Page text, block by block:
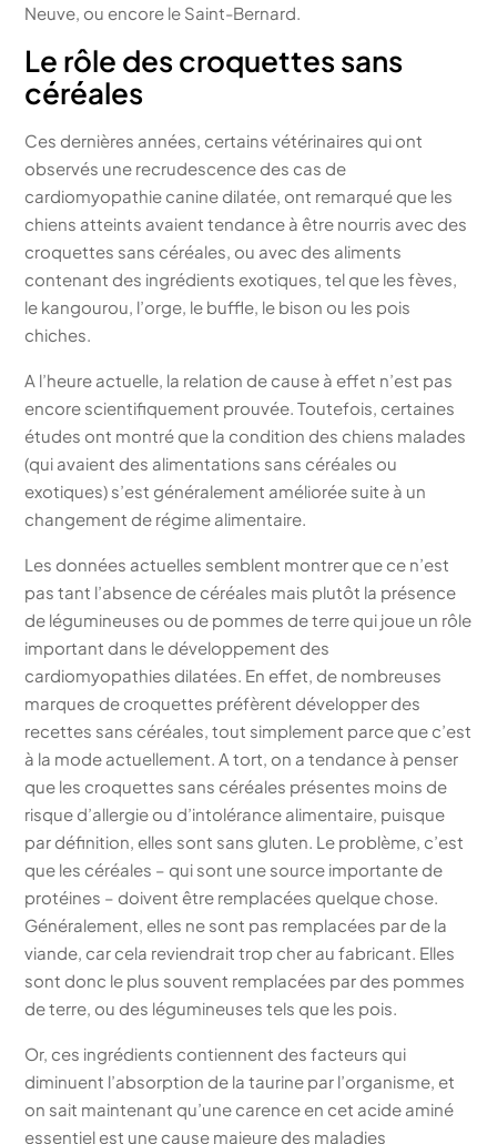
Neuve, ou encore le Saint-Bernard.
Le rôle des croquettes sans
céréales
Ces dernières années, certains vétérinaires qui ont
observés une recrudescence des cas de
cardiomyopathie canine dilatée, ont remarqué que les
chiens atteints avaient tendance à être nourris avec des
croquettes sans céréales, ou avec des aliments
contenant des ingrédients exotiques, tel que les fèves,
le kangourou, l’orge, le buffle, le bison ou les pois
chiches.
A l’heure actuelle, la relation de cause à effet n’est pas
encore scientifiquement prouvée. Toutefois, certaines
études ont montré que la condition des chiens malades
(qui avaient des alimentations sans céréales ou
exotiques) s’est généralement améliorée suite à un
changement de régime alimentaire.
Les données actuelles semblent montrer que ce n’est
pas tant l’absence de céréales mais plutôt la présence
de légumineuses ou de pommes de terre qui joue un rôle
important dans le développement des
cardiomyopathies dilatées. En effet, de nombreuses
marques de croquettes préfèrent développer des
recettes sans céréales, tout simplement parce que c’est
à la mode actuellement. A tort, on a tendance à penser
que les croquettes sans céréales présentes moins de
risque d’allergie ou d’intolérance alimentaire, puisque
par définition, elles sont sans gluten. Le problème, c’est
que les céréales – qui sont une source importante de
protéines – doivent être remplacées quelque chose.
Généralement, elles ne sont pas remplacées par de la
viande, car cela reviendrait trop cher au fabricant. Elles
sont donc le plus souvent remplacées par des pommes
de terre, ou des légumineuses tels que les pois.
Or, ces ingrédients contiennent des facteurs qui
diminuent l’absorption de la taurine par l’organisme, et
on sait maintenant qu’une carence en cet acide aminé
essentiel est une cause majeure des maladies